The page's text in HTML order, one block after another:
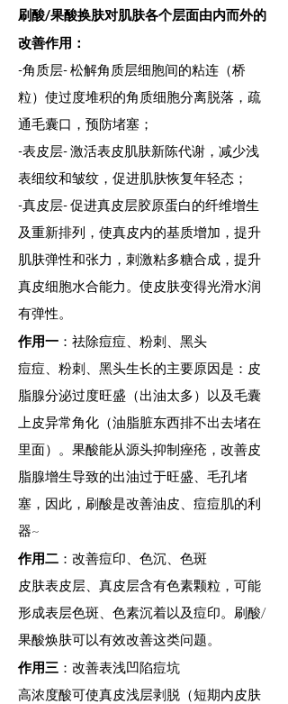
刷酸/果酸换肤对肌肤各个层面由内而外的
改善作用：
-角质层- 松解角质层细胞间的粘连（桥
粒）使过度堆积的角质细胞分离脱落，疏
通毛囊口，预防堵塞；
-表皮层- 激活表皮肌肤新陈代谢，减少浅
表细纹和皱纹，促进肌肤恢复年轻态；
-真皮层- 促进真皮层胶原蛋白的纤维增生
及重新排列，使真皮内的基质增加，提升
肌肤弹性和张力，刺激粘多糖合成，提升
真皮细胞水合能力。使皮肤变得光滑水润
有弹性。
作用一 ：祛除痘痘、粉刺、黑头
痘痘、粉刺、黑头生长的主要原因是：皮
脂腺分泌过度旺盛（出油太多）以及毛囊
上皮异常角化（油脂脏东西排不出去堵在
里面）。果酸能从源头抑制痤疮，改善皮
脂腺增生导致的出油过于旺盛、毛孔堵
塞，因此，刷酸是改善油皮、痘痘肌的利
器~
作用二 ：改善痘印、色沉、色斑
皮肤表皮层、真皮层含有色素颗粒，可能
形成表层色斑、色素沉着以及痘印。刷酸/
果酸焕肤可以有效改善这类问题。
作用三 ：改善表浅凹陷痘坑
高浓度酸可使真皮浅层剥脱（短期内皮肤